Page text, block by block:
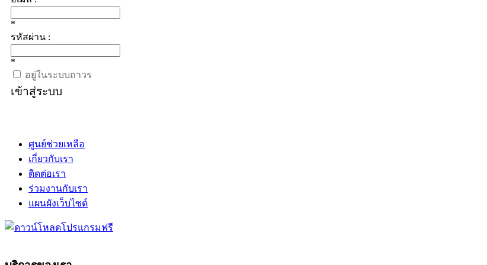
*
รหัสผ่าน :
*
อยู่ในระบบถาวร
เข้าสู่ระบบ
ศูนย์ช่วยเหลือ
เกี่ยวกับเรา
ติดต่อเรา
ร่วมงานกับเรา
แผนผังเว็บไซต์